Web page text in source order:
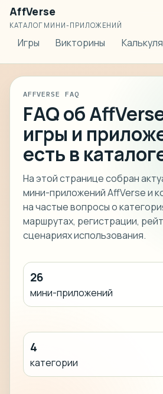
AffVerse
КАТАЛОГ МИНИ-ПРИЛОЖЕНИЙ
Игры Викторины
AFFVERSE FAQ
FAQ об
игры и
есть в
На этой странице собран
мини-приложений AffVerse и
на частые вопросы о
маршрутах, регистрации,
сценариях использования.
26
мини-приложений
4
категории